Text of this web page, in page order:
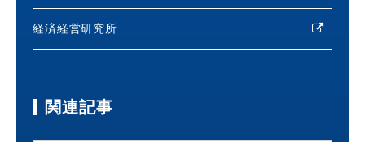
経済経営研究所
関連記事